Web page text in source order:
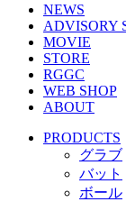
NEWS
ADVISORY
MOVIE
STORE
RGGC
WEB SHOP
ABOUT
PRODUCTS
グラブ
バット
ボール